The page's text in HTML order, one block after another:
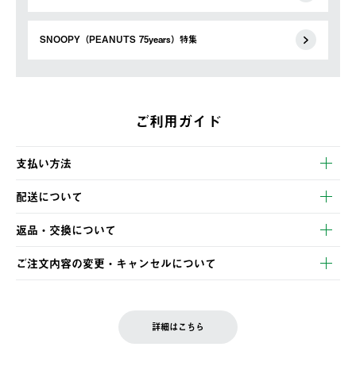
SNOOPY（PEANUTS 75years）特集
ご利用ガイド
支払い方法
以下のいずれかの方法でお支払いいただけます。
・クレジットカード決済
・コンビニ決済
・Pay-easy決済
配送について
【発送スケジュール】
ご注文・ご入金完了より2営業日以内に商品を発送いたします。
土日祝の発送はございませんので、木曜日以降のご注文は週明け
の発送となる場合がございます。
返品・交換について
※お客様都合の場合
お客様都合の返品にかかる送料は、お客様ご負担とさせていただ
ご注文内容の変更・キャンセルについて
LOGOS FAMILY会員の方は、会員マイページ内 購入履歴画面に
詳細はこちら